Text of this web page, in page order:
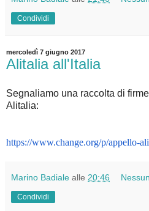
Condividi
mercoledì 7 giugno 2017
Alitalia all'Italia
Segnaliamo una raccolta di
Alitalia:
https://www.change.org/p/appello-
Marino Badiale alle 20:46
Condividi